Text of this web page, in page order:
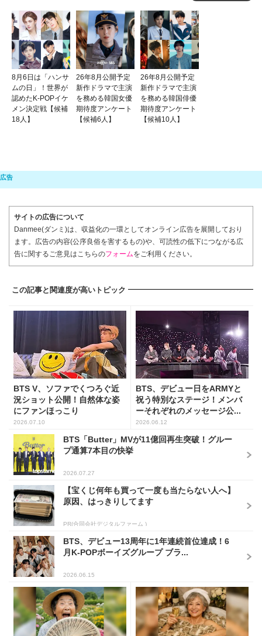
8月6日は「ハンサ
ムの日」！世界が
認めたK-POPイケ
メン決定戦【候補
18人】
26年8月公開予定
新作ドラマで主演
を務める韓国女優
期待度アンケート
【候補6人】
26年8月公開予定
新作ドラマで主演
を務める韓国俳優
期待度アンケート
【候補10人】
サイトの広告について
Danmee(ダンミ)は、収益化の一環としてオンライン広告を展開しており
ます。広告の内容(公序良俗を害するもの)や、可読性の低下につながる広
告に関するご意見はこちらのフォームをご利用ください。
この記事と関連度が高いトピック
BTS V、ソファでくつろぐ近
況ショット公開！自然体な姿
にファンほっこり
2026.07.10
BTS、デビュー日をARMYと
祝う特別なステージ！メンバ
ーそれぞれのメッセージ公...
2026.06.12
BTS「Butter」MVが11億回再生突破！グルー
プ通算7本目の快挙
2026.07.27
【宝くじ何年も買って一度も当たらない人へ】
原因、はっきりしてます
PR(合同会社デジタルファーム )
BTS、デビュー13周年に1年連続首位達成！6
月K-POPボーイズグループ ブラ...
2026.06.15